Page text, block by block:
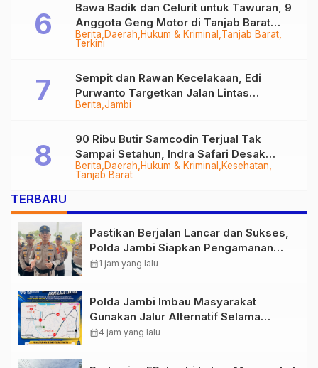
Berita Daerah Hukum & Kriminal Tanjab Barat
Terkini
Bawa Badik dan Celurit untuk Tawuran, 9
Anggota Geng Motor di Tanjab Barat
Diringkus
Berita Jambi
Sempit dan Rawan Kecelakaan, Edi
Purwanto Targetkan Jalan Lintas
Tungkal-Jambi Mulus di 2028
Berita Daerah Hukum & Kriminal
Kesehatan
Tanjab Barat
90 Ribu Butir Samcodin Terjual Tak
Sampai Setahun, Indra Safari Desak
Audit Menyeluruh
TERBARU
Pastikan Berjalan Lancar dan Sukses,
Polda Jambi Siapkan Pengamanan
Berlapis untuk 8.750 Pelari, 1.848
calendar_month1 jam yang lalu
Polda Jambi Imbau Masyarakat
Gunakan Jalur Alternatif Selama
Pelaksanaan Presisi Merdeka Run
calendar_month4 jam yang lalu